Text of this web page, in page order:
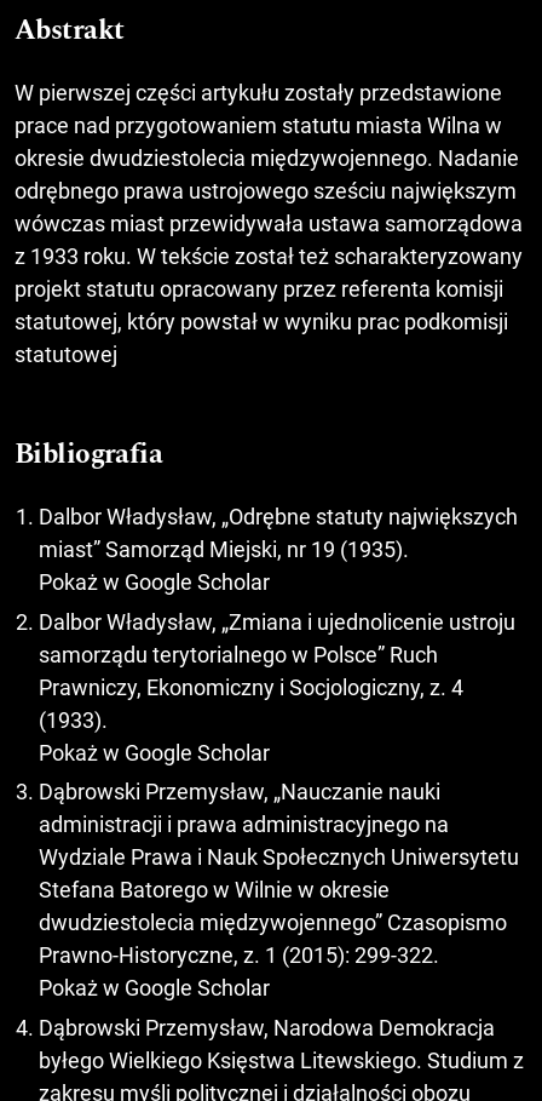
Abstrakt
W pierwszej części artykułu zostały przedstawione
prace nad przygotowaniem statutu miasta Wilna w
okresie dwudziestolecia międzywojennego. Nadanie
odrębnego prawa ustrojowego sześciu największym
wówczas miast przewidywała ustawa samorządowa
z 1933 roku. W tekście został też scharakteryzowany
projekt statutu opracowany przez referenta komisji
statutowej, który powstał w wyniku prac podkomisji
statutowej
Bibliografia
Dalbor Władysław, „Odrębne statuty największych
miast” Samorząd Miejski, nr 19 (1935).
Pokaż w Google Scholar
Dalbor Władysław, „Zmiana i ujednolicenie ustroju
samorządu terytorialnego w Polsce” Ruch
Prawniczy, Ekonomiczny i Socjologiczny, z. 4
(1933).
Pokaż w Google Scholar
Dąbrowski Przemysław, „Nauczanie nauki
administracji i prawa administracyjnego na
Wydziale Prawa i Nauk Społecznych Uniwersytetu
Stefana Batorego w Wilnie w okresie
dwudziestolecia międzywojennego” Czasopismo
Prawno-Historyczne, z. 1 (2015): 299-322.
Pokaż w Google Scholar
Dąbrowski Przemysław, Narodowa Demokracja
byłego Wielkiego Księstwa Litewskiego. Studium z
zakresu myśli politycznej i działalności obozu